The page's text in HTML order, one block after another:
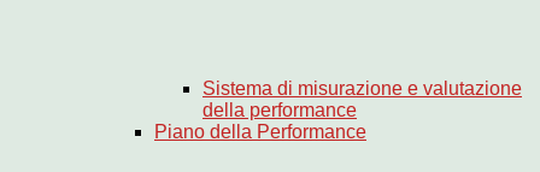
Sistema di misurazione e valutazione
della performance
Piano della Performance